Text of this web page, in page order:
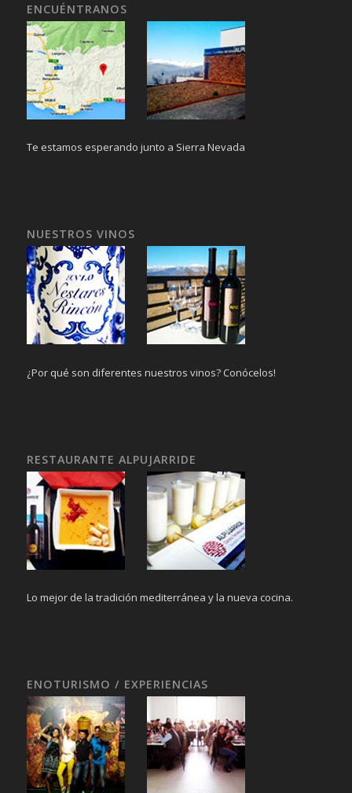
ENCUÉNTRANOS
Te estamos esperando junto a Sierra Nevada
NUESTROS VINOS
¿Por qué son diferentes nuestros vinos? Conócelos!
RESTAURANTE ALPUJARRIDE
Lo mejor de la tradición mediterránea y la nueva cocina.
ENOTURISMO / EXPERIENCIAS